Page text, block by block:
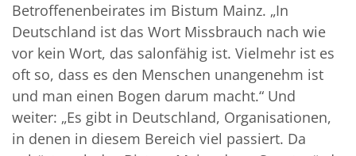
Betroffenenbeirates im Bistum Mainz. „In
Deutschland ist das Wort Missbrauch nach wie
vor kein Wort, das salonfähig ist. Vielmehr ist es
oft so, dass es den Menschen unangenehm ist
und man einen Bogen darum macht.“ Und
weiter: „Es gibt in Deutschland, Organisationen,
in denen in diesem Bereich viel passiert. Da